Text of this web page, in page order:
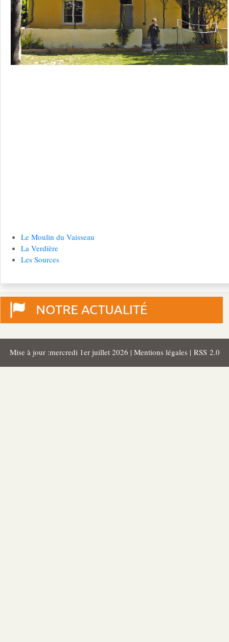
Le Moulin du Vaisseau
La Verdière
Les Sources
Mise à jour :mercredi 1er juillet 2026 | Mentions légales | RSS 2.0